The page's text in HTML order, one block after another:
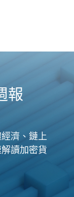
報
濟、鏈上
讀加密貨